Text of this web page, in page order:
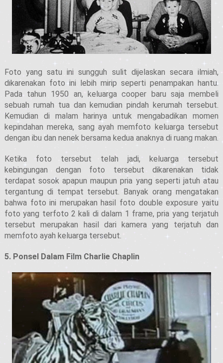
Foto yang satu ini sungguh sulit dijelaskan secara ilmiah,
dikarenakan foto ini lebih mirip seperti penampakan hantu.
Pada tahun 1950 an, keluarga cooper baru saja membeli
sebuah rumah tua dan kemudian pindah kerumah tersebut.
Kemudian di malam harinya untuk mengabadikan momen
kepindahan mereka, sang ayah memfoto keluarga tersebut
dengan ibu dan nenek bersama kedua anaknya di ruang makan.
Ketika foto tersebut telah jadi, keluarga tersebut
kebingungan dengan foto tersebut dikarenakan tidak
terdapat sosok apapun maupun pria yang seperti jatuh atau
tergantung di tempat tersebut. Banyak orang mengatakan
bahwa foto ini merupakan hasil foto double exposure yaitu
foto yang terfoto 2 kali di dalam 1 frame, pria yang terjatuh
tersebut merupakan hasil dari kamera yang terjatuh dan
memfoto ayah keluarga tersebut.
5. Ponsel Dalam Film Charlie Chaplin